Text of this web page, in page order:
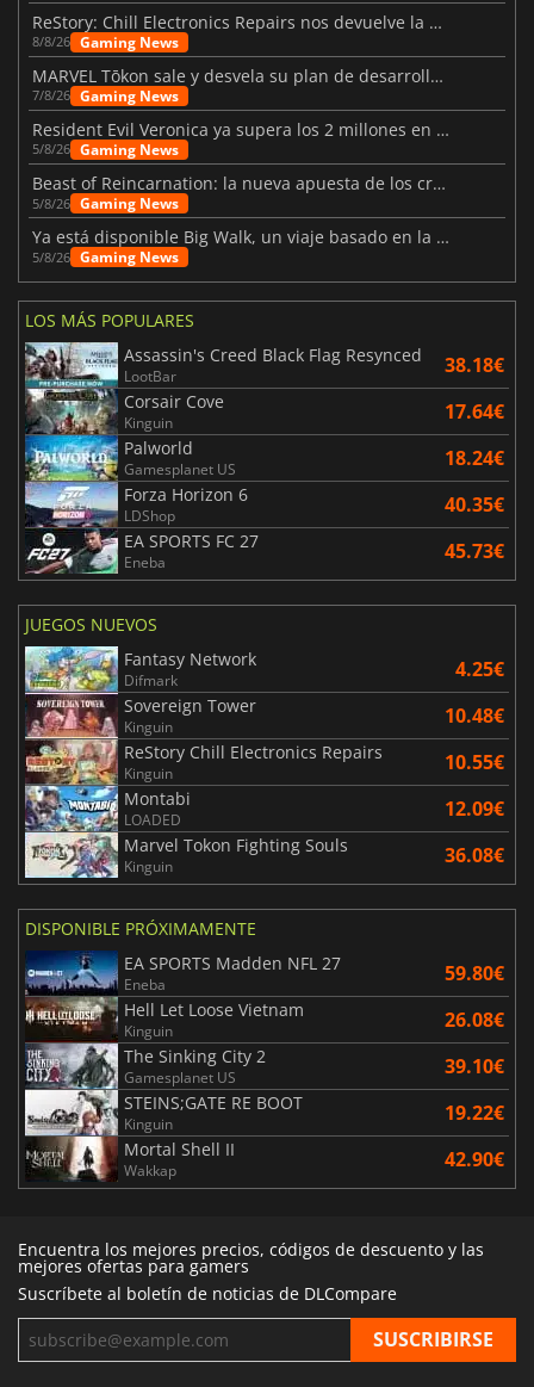
ReStory: Chill Electronics Repairs nos devuelve la nostalgia de los 2000
8/8/26 Gaming News
MARVEL Tōkon sale y desvela su plan de desarrollo para el primer año
7/8/26 Gaming News
Resident Evil Veronica ya supera los 2 millones en listas de deseados
5/8/26 Gaming News
Beast of Reincarnation: la nueva apuesta de los creadores de Pokémon
5/8/26 Gaming News
Ya está disponible Big Walk, un viaje basado en la amistad
5/8/26 Gaming News
LOS MÁS POPULARES
Assassin's Creed Black Flag Resynced
LootBar 38.18€
Corsair Cove
Kinguin 17.64€
Palworld
Gamesplanet US 18.24€
Forza Horizon 6
LDShop 40.35€
EA SPORTS FC 27
Eneba 45.73€
JUEGOS NUEVOS
Fantasy Network
Difmark 4.25€
Sovereign Tower
Kinguin 10.48€
ReStory Chill Electronics Repairs
Kinguin 10.55€
Montabi
LOADED 12.09€
Marvel Tokon Fighting Souls
Kinguin 36.08€
DISPONIBLE PRÓXIMAMENTE
EA SPORTS Madden NFL 27
Eneba 59.80€
Hell Let Loose Vietnam
Kinguin 26.08€
The Sinking City 2
Gamesplanet US 39.10€
STEINS;GATE RE BOOT
Kinguin 19.22€
Mortal Shell II
Wakkap 42.90€
Encuentra los mejores precios, códigos de descuento y las
mejores ofertas para gamers
Suscríbete al boletín de noticias de DLCompare